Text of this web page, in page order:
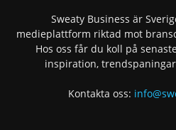
Sweaty Business är
medieplattform riktad mot
Hos oss får du koll på
inspiration,
Kontakta oss: